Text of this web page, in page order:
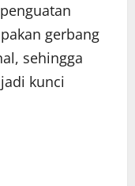
gerbang
sehingga
kunci